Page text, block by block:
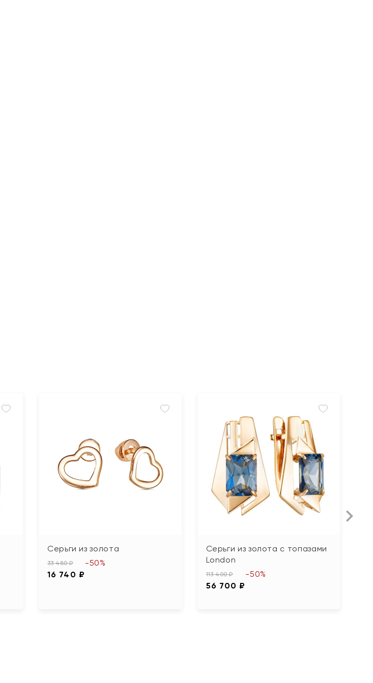
Серьги из золота
33 480 ₽
16 740 ₽
-50%
Серьги из золота с топазами
London
113 400 ₽
56 700 ₽
-50%